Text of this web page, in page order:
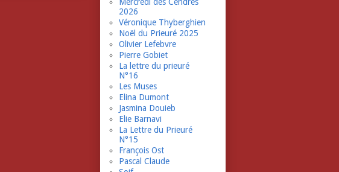
Mercredi des Cendres
2026
Véronique Thyberghien
Noël du Prieuré 2025
Olivier Lefebvre
Pierre Gobiet
La lettre du prieuré
N°16
Les Muses
Elina Dumont
Jasmina Douieb
Elie Barnavi
La Lettre du Prieuré
N°15
François Ost
Pascal Claude